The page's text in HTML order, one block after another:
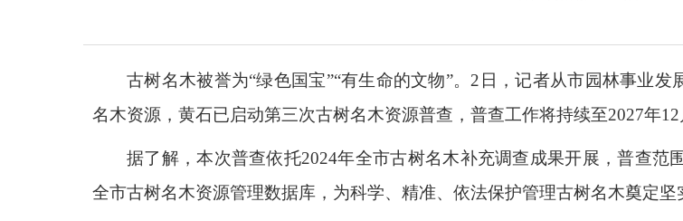
古树名木被誉为“绿色国宝”“有生命的文物”。2日，记者从市园林事业
名木资源，黄石已启动第三次古树名木资源普查，普查工作将持续至2027年12
据了解，本次普查依托2024年全市古树名木补充调查成果开展，普查
全市古树名木资源管理数据库，为科学、精准、依法保护管理古树名木奠定坚